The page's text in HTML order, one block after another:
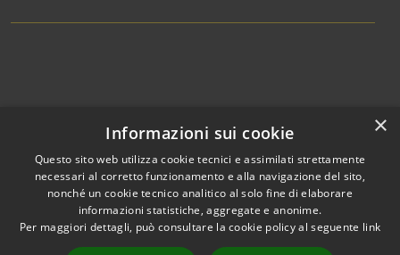
RSS
Accessibilità
Copyright © 2026 • Comune di
Clusone • Powered by
×
Informazioni sui cookie
Questo sito web utilizza cookie tecnici e assimilati strettamente
necessari al corretto funzionamento e alla navigazione del sito,
nonché un cookie tecnico analitico al solo fine di elaborare
informazioni statistiche, aggregate e anonime.
Per maggiori dettagli, può consultare la cookie policy al seguente link